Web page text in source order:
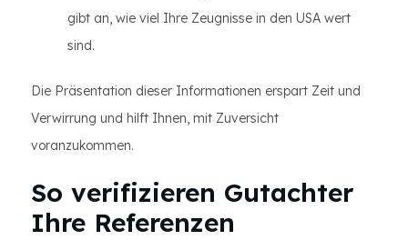
gibt an, wie viel Ihre Zeugnisse in den USA wert
sind.
Die Präsentation dieser Informationen erspart Zeit und
Verwirrung und hilft Ihnen, mit Zuversicht
voranzukommen.
So verifizieren Gutachter
Ihre Referenzen